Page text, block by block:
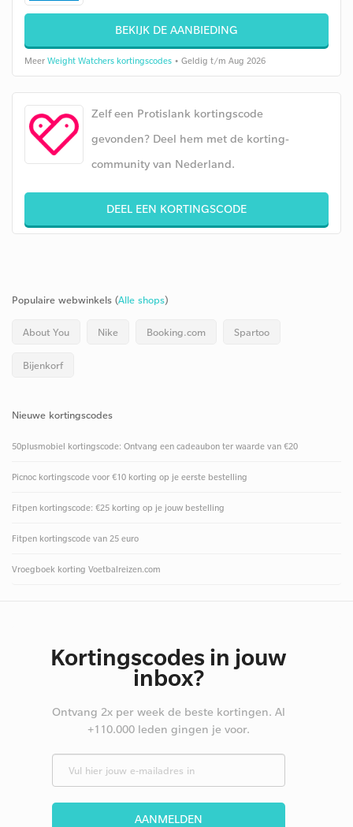
BEKIJK DE AANBIEDING
Meer Weight Watchers kortingscodes • Geldig t/m Aug 2026
Zelf een Protislank kortingscode
gevonden? Deel hem met de korting-
community van Nederland.
DEEL EEN KORTINGSCODE
Populaire webwinkels (Alle shops)
About You Nike Booking.com Spartoo
Bijenkorf
Nieuwe kortingscodes
50plusmobiel kortingscode: Ontvang een cadeaubon ter waarde van €20
Picnoc kortingscode voor €10 korting op je eerste bestelling
Fitpen kortingscode: €25 korting op je jouw bestelling
Fitpen kortingscode van 25 euro
Vroegboek korting Voetbalreizen.com
Kortingscodes in jouw
inbox?
Ontvang 2x per week de beste kortingen. Al
+110.000 leden gingen je voor.
AANMELDEN